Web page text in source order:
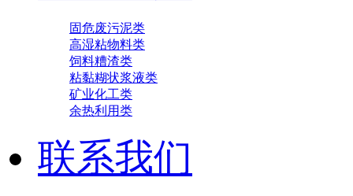
固危废污泥类
高湿粘物料类
饲料糟渣类
粘黏糊状浆液类
矿业化工类
余热利用类
联系我们